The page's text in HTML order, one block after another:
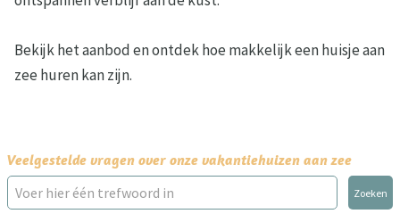
Bekijk het aanbod en ontdek hoe makkelijk een huisje aan
zee huren kan zijn.
Veelgestelde vragen over onze vakantiehuizen aan zee
Zoeken